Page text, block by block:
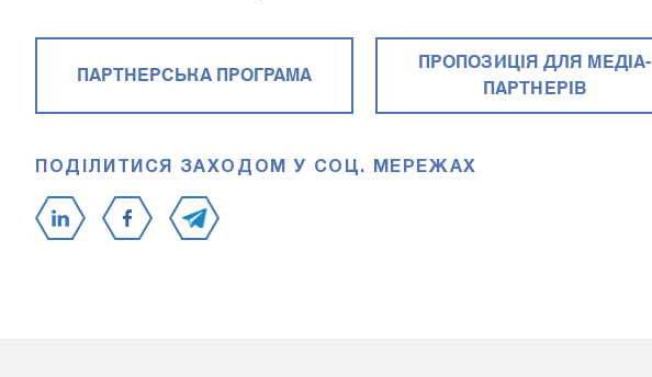
ПАРТНЕРСЬКА ПРОГРАМА
ПРОПОЗИЦІЯ ДЛЯ МЕДІА-
ПАРТНЕРІВ
ПОДІЛИТИСЯ ЗАХОДОМ У СОЦ. МЕРЕЖАХ